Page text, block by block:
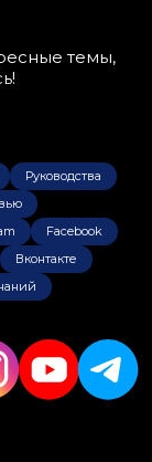
темы,
Руководства
Facebook
Вконтакте